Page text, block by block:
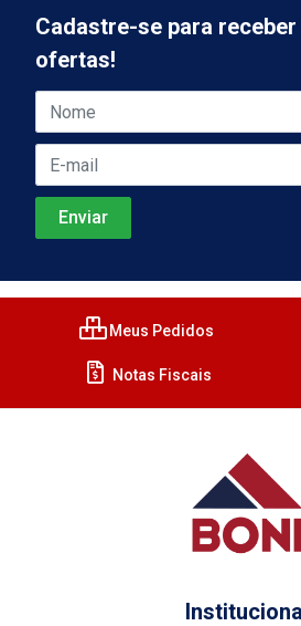
Cadastre-se para
ofertas!
Meus Pedidos
Notas Fiscais